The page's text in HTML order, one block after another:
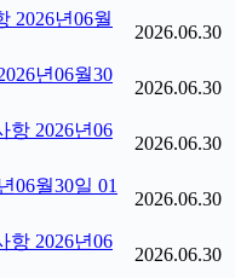
2026년06월
2026.06.30
년06월30
2026.06.30
항 2026년06
2026.06.30
06월30일 01
2026.06.30
항 2026년06
2026.06.30